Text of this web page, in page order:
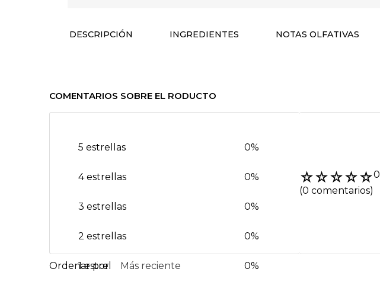
DESCRIPCIÓN INGREDIENTES NOTAS OLFATIVAS
COMENTARIOS SOBRE EL RODUCTO
☆☆☆☆☆0
(0 comentarios)
5 estrellas 0%
4 estrellas 0%
3 estrellas 0%
2 estrellas 0%
1 estrella 0%
Más reciente